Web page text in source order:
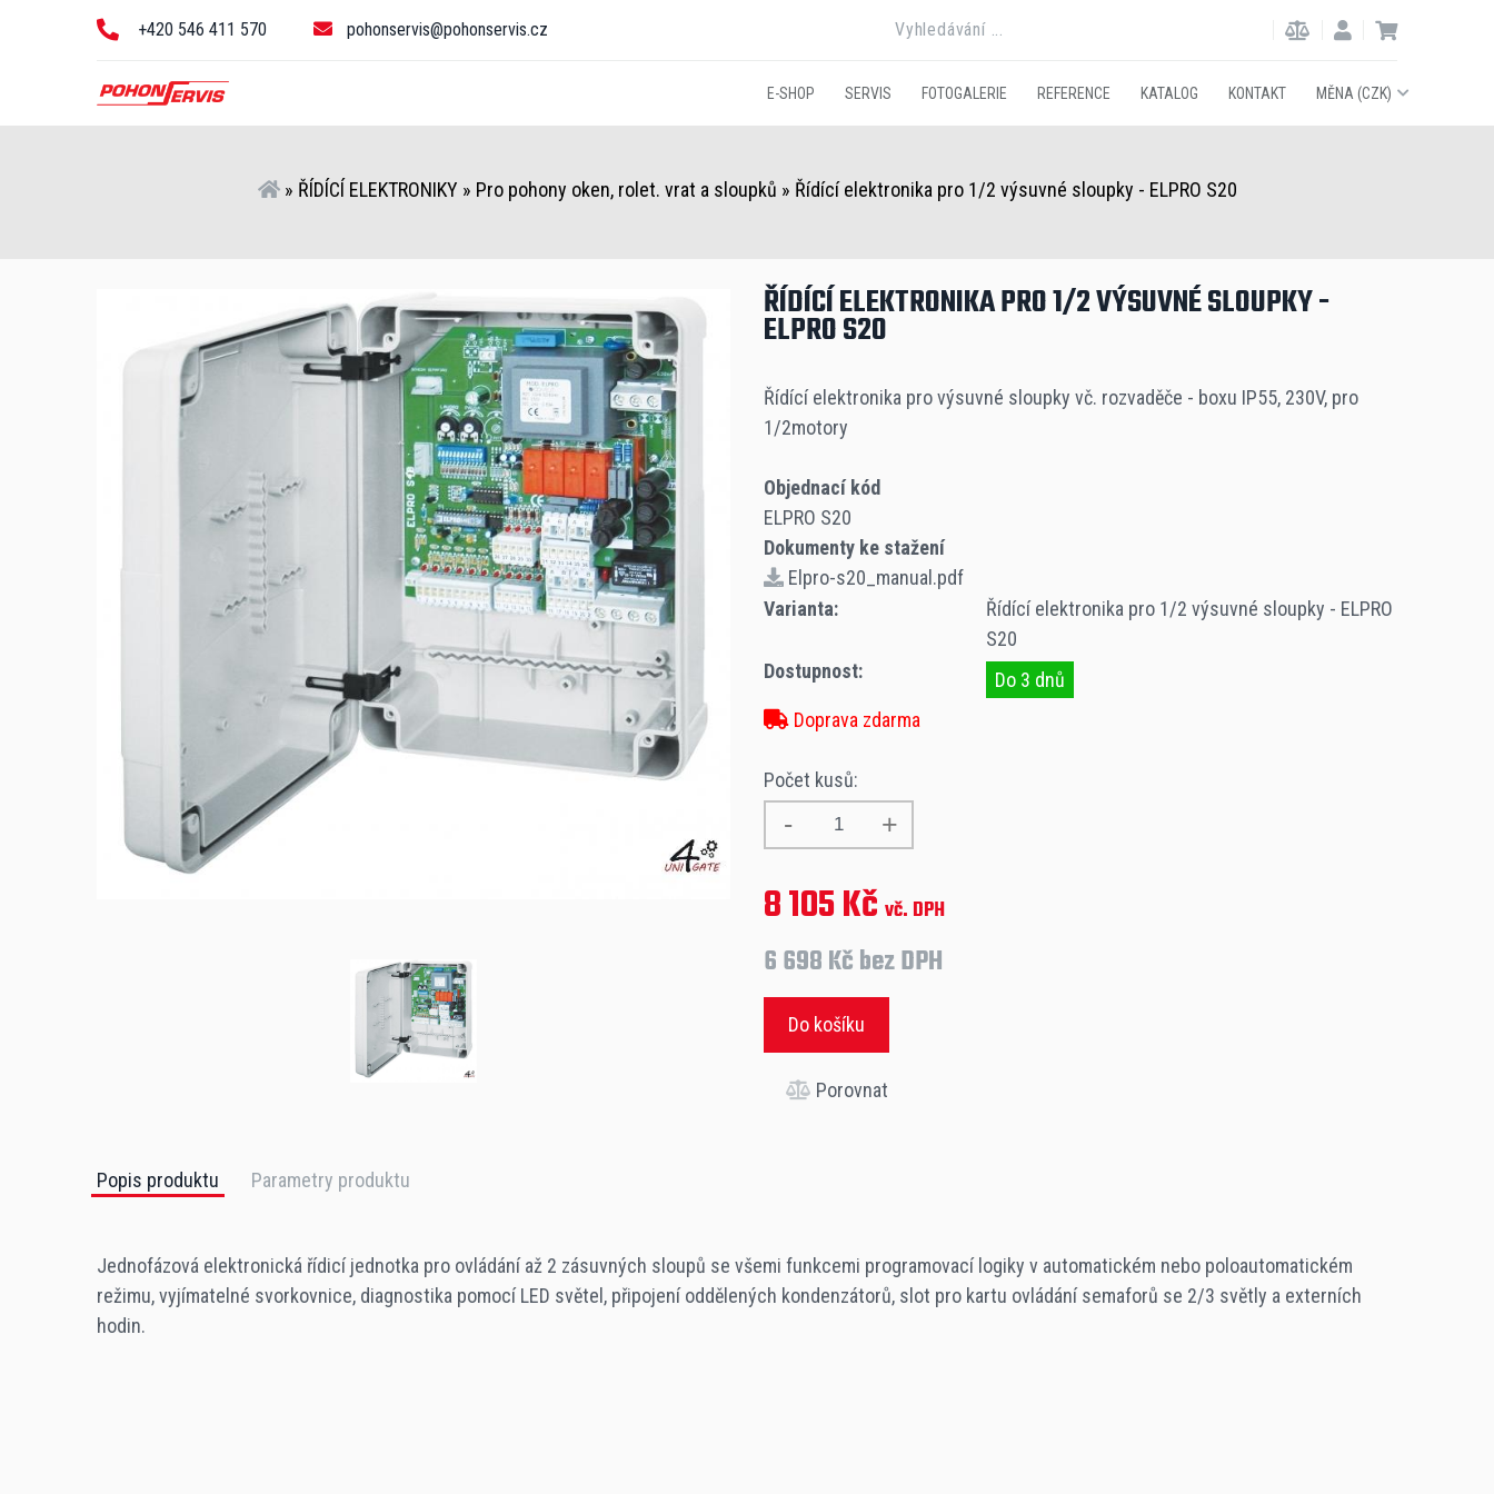
+420 546 411 570 pohonservis@pohonservis.cz
E-SHOP SERVIS FOTOGALERIE REFERENCE KATALOG KONTAKT MĚNA (CZK)
» ŘÍDÍCÍ ELEKTRONIKY » Pro pohony oken, rolet. vrat a sloupků » Řídící elektronika pro 1/2 výsuvné sloupky - ELPRO S20
ŘÍDÍCÍ ELEKTRONIKA PRO 1/2 VÝSUVNÉ SLOUPKY -
ELPRO S20
Řídící elektronika pro výsuvné sloupky vč. rozvaděče - boxu IP55, 230V, pro
1/2motory
Objednací kód
ELPRO S20
Dokumenty ke stažení
Elpro-s20_manual.pdf
Varianta:
Řídící elektronika pro 1/2 výsuvné sloupky - ELPRO
S20
Dostupnost:
Do 3 dnů
Doprava zdarma
Počet kusů:
8 105 Kč vč. DPH
6 698 Kč bez DPH
Do košíku
Porovnat
Popis produktu Parametry produktu
Jednofázová elektronická řídicí jednotka pro ovládání až 2 zásuvných sloupů se všemi funkcemi programovací logiky v automatickém nebo poloautomatickém
režimu, vyjímatelné svorkovnice, diagnostika pomocí LED světel, připojení oddělených kondenzátorů, slot pro kartu ovládání semaforů se 2/3 světly a externích
hodin.